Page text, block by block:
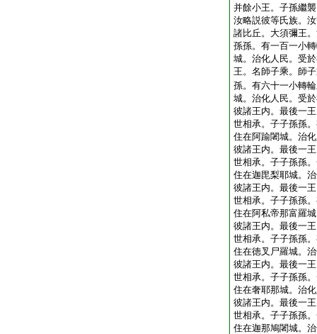
并餘小王。子孫繼
汝略説彼等氏族。
諸比丘。大須彌王
孫孫。有一百一小
城。治化人民。受
王。名師子乘。師
孫。有六十一小轉
城。治化人民。受
彼諸王内。最後一
世相承。子子孫孫
住在阿踰闍城。治
彼諸王内。最後一
世相承。子子孫孫
住在迦毘梨耶城。
彼諸王内。最後一
世相承。子子孫孫
住在阿私帝那富羅
彼諸王内。最後一
世相承。子子孫孫
住在徳叉尸羅城。
彼諸王内。最後一
世相承。子子孫孫
住在奢耶那城。治
彼諸王内。最後一
世相承。子子孫孫
住在迦那鳩闍城。